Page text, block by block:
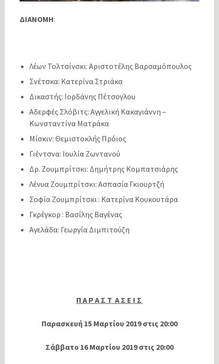
ΔΙΑΝΟΜΗ:
Λέων Τολτσίνσκι: Αριστοτέλης Βαρσαμόπουλος
Σνέτσκα: Κατερίνα Στριάκα
Δικαστής: Ιορδάνης Πέτσογλου
Αδερφές Σλόβιτς: Αγγελική Κακαγιάννη –
Κωνσταντίνα Ματράκα
Μίσκιν: Θεμιστοκλής Πρόιος
Γιέντσνα: Ιουλία Ζωντανού
Δρ. Ζουμπρίτσκι: Δημήτρης Κομπατσιάρης
Λένυα Ζουμπρίτσκι: Ασπασία Γκιουρτζή
Σοφία Ζουμπρίτσκι : Κατερίνα Κουκουτάρα
Γκρέγκορ : Βασίλης Βαγένας
Αγελάδα: Γεωργία Διμπιτούζη
Π Α Ρ Α Σ Τ Α Σ Ε Ι Σ
Παρασκευή 15 Μαρτίου 2019 στις 20:00
Σάββατο 16 Μαρτίου 2019 στις 20:00